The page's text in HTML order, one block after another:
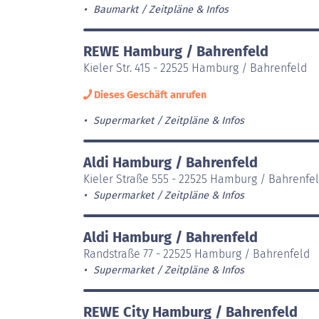
Baumarkt Zeitpläne & Infos
REWE Hamburg / Bahrenfeld
Kieler Str. 415 - 22525 Hamburg / Bahrenfeld
Dieses Geschäft anrufen
Supermarket Zeitpläne & Infos
Aldi Hamburg / Bahrenfeld
Kieler Straße 555 - 22525 Hamburg /
Supermarket Zeitpläne & Infos
Aldi Hamburg / Bahrenfeld
Randstraße 77 - 22525 Hamburg / Bahrenfeld
Supermarket Zeitpläne & Infos
REWE City Hamburg / Bahrenfeld